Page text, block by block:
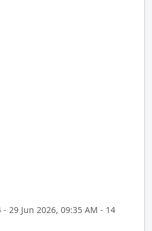
- 29 Jun 2026, 09:35 AM - 14